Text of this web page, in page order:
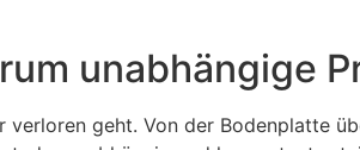
unabhängige
geht. Von der Bodenplatte